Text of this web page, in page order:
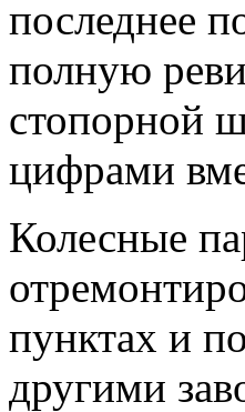
последнее
полную
стопорной
цифрами
Колесные
пунктах и
другими